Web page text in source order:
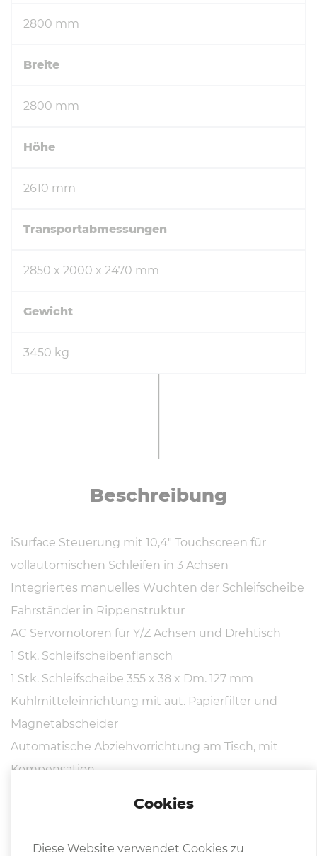
2800 mm
Breite
2800 mm
Höhe
2610 mm
Transportabmessungen
2850 x 2000 x 2470 mm
Gewicht
3450 kg
Be­schrei­bung
iSurface Steuerung mit 10,4" Touchscreen für
vollautomischen Schleifen in 3 Achsen
Integriertes manuelles Wuchten der Schleifscheibe
Fahrständer in Rippenstruktur
AC Servomotoren für Y/Z Achsen und Drehtisch
1 Stk. Schleifscheibenflansch
1 Stk. Schleifscheibe 355 x 38 x Dm. 127 mm
Kühlmitteleinrichtung mit aut. Papierfilter und
Magnetabscheider
Automatische Abziehvorrichtung am Tisch, mit
Kompensation
Cookies
Diese Website verwendet Cookies zu